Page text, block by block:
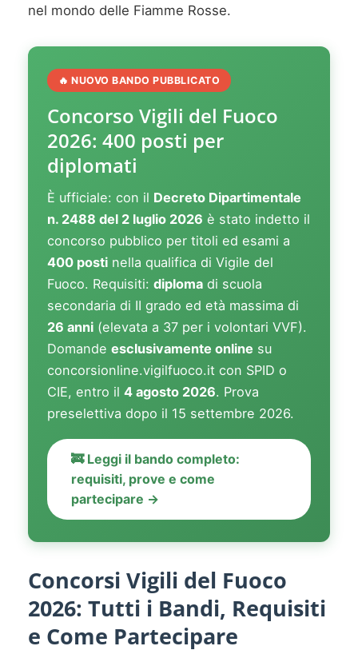
nel mondo delle Fiamme Rosse.
🔥 NUOVO BANDO PUBBLICATO
Concorso Vigili del Fuoco
2026: 400 posti per
diplomati
È ufficiale: con il Decreto Dipartimentale
n. 2488 del 2 luglio 2026 è stato indetto il
concorso pubblico per titoli ed esami a
400 posti nella qualifica di Vigile del
Fuoco. Requisiti: diploma di scuola
secondaria di II grado ed età massima di
26 anni (elevata a 37 per i volontari VVF).
Domande esclusivamente online su
concorsionline.vigilfuoco.it con SPID o
CIE, entro il 4 agosto 2026. Prova
preselettiva dopo il 15 settembre 2026.
🚒 Leggi il bando completo:
requisiti, prove e come
partecipare →
Concorsi Vigili del Fuoco
2026: Tutti i Bandi, Requisiti
e Come Partecipare